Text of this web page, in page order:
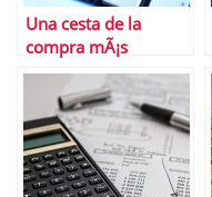
Una cesta de la
compra mÃ¡s
racional